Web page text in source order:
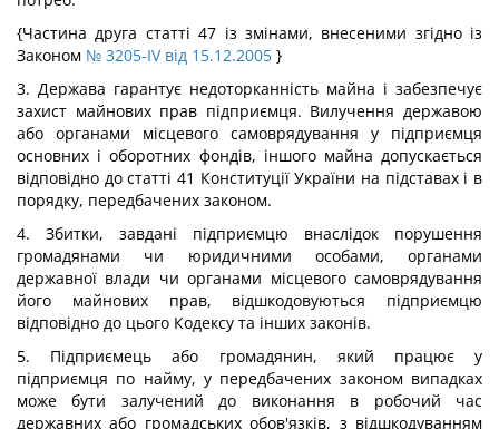
{Частина друга статті 47 із змінами, внесеними згідно із
Законом № 3205-IV від 15.12.2005 }
3. Держава гарантує недоторканність майна і забезпечує
захист майнових прав підприємця. Вилучення державою
або органами місцевого самоврядування у підприємця
основних і оборотних фондів, іншого майна допускається
відповідно до статті 41 Конституції України на підставах і в
порядку, передбачених законом.
4. Збитки, завдані підприємцю внаслідок порушення
громадянами чи юридичними особами, органами
державної влади чи органами місцевого самоврядування
його майнових прав, відшкодовуються підприємцю
відповідно до цього Кодексу та інших законів.
5. Підприємець або громадянин, який працює у
підприємця по найму, у передбачених законом випадках
може бути залучений до виконання в робочий час
державних або громадських обов'язків, з відшкодуванням